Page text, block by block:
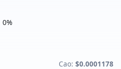
0%
Cao: $0.0001178